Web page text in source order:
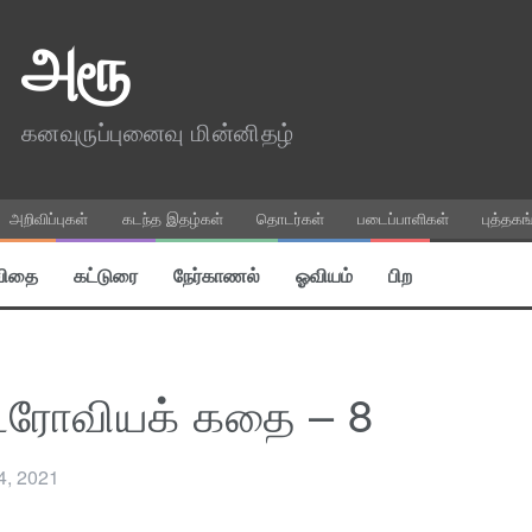
அரூ
கனவுருப்புனைவு மின்னிதழ்
அறிவிப்புகள் கடந்த இதழ்கள் தொடர்கள் படைப்பாளிகள்
கட்டுரை நேர்காணல் ஓவியம் பிற
கதை – 8
2021